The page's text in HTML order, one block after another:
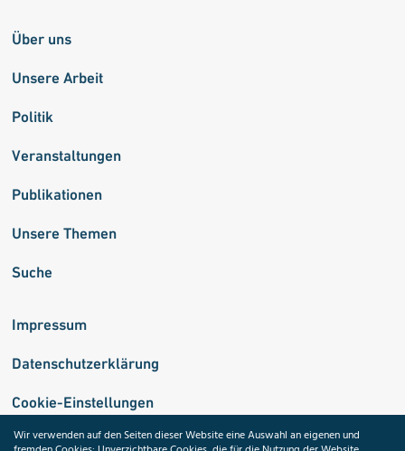
Über uns
Unsere Arbeit
Politik
Veranstaltungen
Publikationen
Unsere Themen
Suche
Impressum
Datenschutzerklärung
Cookie-Einstellungen
Wir verwenden auf den Seiten dieser Website eine Auswahl an eigenen und